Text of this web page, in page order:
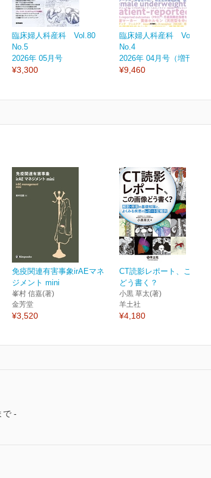
臨床婦人科産科 Vol.80
No.5
2026年 05月号
¥3,300
臨床婦人科産科 Vol.80
No.4
2026年 04月号（増刊号）
¥9,460
免疫関連有害事象irAEマネ
ジメント mini
峯村 信嘉(著)
金芳堂
¥3,520
CT読影レポート、この画像
どう書く？
小黒 草太(著)
羊土社
¥4,180
で -